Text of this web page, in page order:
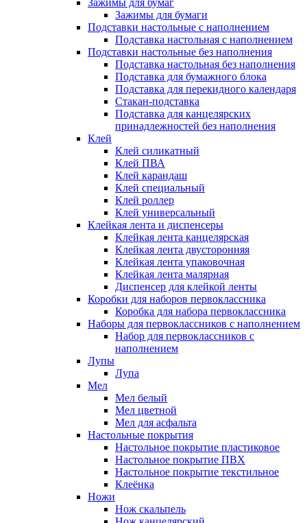
Зажимы для бумаг
Зажимы для бумаги
Подставки настольные с наполнением
Подставка настольная с наполнением
Подставки настольные без наполнения
Подставка настольная без наполнения
Подставка для бумажного блока
Подставка для перекидного календаря
Стакан-подставка
Подставка для канцелярских
принадлежностей без наполнения
Клей
Клей силикатный
Клей ПВА
Клей карандаш
Клей специальный
Клей роллер
Клей универсальный
Клейкая лента и диспенсеры
Клейкая лента канцелярская
Клейкая лента двусторонняя
Клейкая лента упаковочная
Клейкая лента малярная
Диспенсер для клейкой ленты
Коробки для наборов первоклассника
Коробка для набора первоклассника
Наборы для первоклассников с наполнением
Набор для первоклассников с
наполнением
Лупы
Лупа
Мел
Мел белый
Мел цветной
Мел для асфальта
Настольные покрытия
Настольное покрытие пластиковое
Настольное покрытие ПВХ
Настольное покрытие текстильное
Клеёнка
Ножи
Нож скальпель